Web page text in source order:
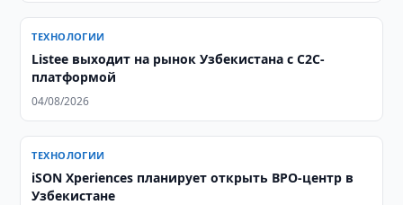
ТЕХНОЛОГИИ
Listee выходит на рынок Узбекистана с C2C-
платформой
04/08/2026
ТЕХНОЛОГИИ
iSON Xperiences планирует открыть BPO-центр в
Узбекистане